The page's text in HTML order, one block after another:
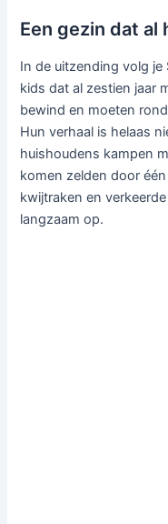
Een gezin dat al
In de uitzending volg je
kids dat al zestien jaar
bewind en moeten
Hun verhaal is helaas
huishoudens kampen
komen zelden door
kwijtraken en
langzaam op.